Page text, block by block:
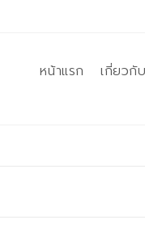
หน้าแรก เกี่ยวกั